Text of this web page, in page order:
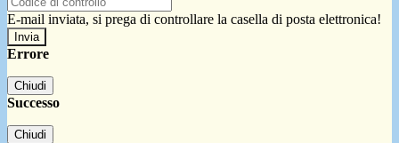
E-mail inviata, si prega di controllare la casella di posta elettronica!
Errore
Chiudi
Successo
Chiudi